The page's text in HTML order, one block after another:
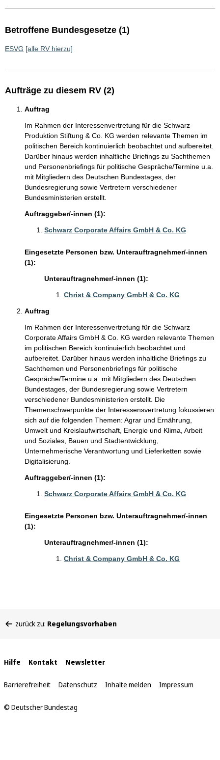
Betroffene Bundesgesetze (1)
ESVG [alle RV hierzu]
Aufträge zu diesem RV (2)
Auftrag
Im Rahmen der Interessenvertretung für die Schwarz
Produktion Stiftung & Co. KG werden relevante Themen im
politischen Bereich kontinuierlich beobachtet und aufbereitet.
Darüber hinaus werden inhaltliche Briefings zu Sachthemen
und Personenbriefings für politische Gespräche/Termine u.a.
mit Mitgliedern des Deutschen Bundestages, der
Bundesregierung sowie Vertretern verschiedener
Bundesministerien erstellt.
Auftraggeber/-innen (1):
Schwarz Corporate Affairs GmbH & Co. KG
Eingesetzte Personen bzw. Unterauftragnehmer/-innen
(1):
Unterauftragnehmer/-innen (1):
Christ & Company GmbH & Co. KG
Auftrag
Im Rahmen der Interessenvertretung für die Schwarz
Corporate Affairs GmbH & Co. KG werden relevante Themen
im politischen Bereich kontinuierlich beobachtet und
aufbereitet. Darüber hinaus werden inhaltliche Briefings zu
Sachthemen und Personenbriefings für politische
Gespräche/Termine u.a. mit Mitgliedern des Deutschen
Bundestages, der Bundesregierung sowie Vertretern
verschiedener Bundesministerien erstellt. Die
Themenschwerpunkte der Interessensvertretung fokussieren
sich auf die folgenden Themen: Agrar und Ernährung,
Umwelt und Kreislaufwirtschaft, Energie und Klima, Arbeit
und Soziales, Bauen und Stadtentwicklung,
Unternehmerische Verantwortung und Lieferketten sowie
Digitalisierung.
Auftraggeber/-innen (1):
Schwarz Corporate Affairs GmbH & Co. KG
Eingesetzte Personen bzw. Unterauftragnehmer/-innen
(1):
Unterauftragnehmer/-innen (1):
Christ & Company GmbH & Co. KG
befinden
zurück zu: Regelungsvorhaben
Interne
Links
Hilfe Kontakt Newsletter
Barrierefreiheit Datenschutz Inhalte melden Impressum
© Deutscher Bundestag